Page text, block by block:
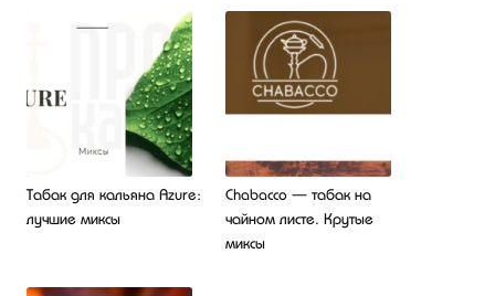
Табак для кальяна Azure:
лучшие миксы
Chabacco — табак на
чайном листе. Крутые
миксы